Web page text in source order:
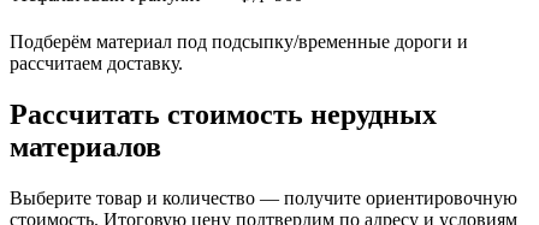
Подберём материал под подсыпку/временные дороги и
рассчитаем доставку.
Рассчитать стоимость нерудных
материалов
Выберите товар и количество — получите ориентировочную
стоимость. Итоговую цену подтвердим по адресу и условиям